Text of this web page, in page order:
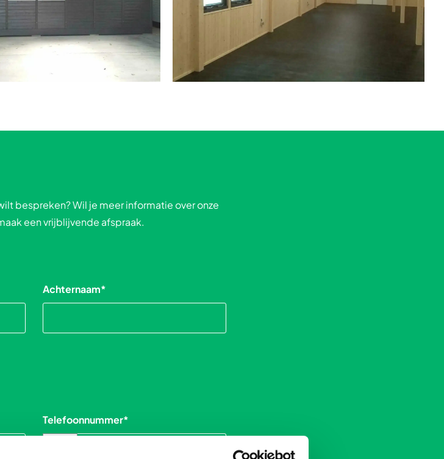
bespreken? Wil je meer informatie over onze
een vrijblijvende afspraak.
Achternaam*
Telefoonnummer*